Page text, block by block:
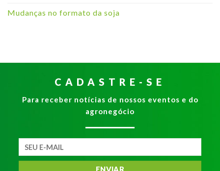
Mudanças no formato da soja
CADASTRE-SE
Para receber notícias de nossos eventos e do
agronegócio